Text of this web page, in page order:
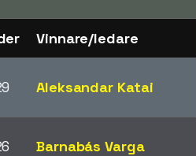
Vinnare/ledare
Aleksandar Katai
Barnabás Varga